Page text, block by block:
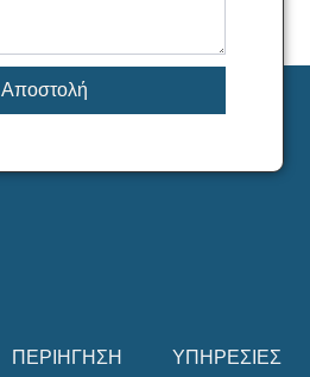
Αποστολή
ΠΕΡΙΗΓΗΣΗ
ΥΠΗΡΕΣΙΕΣ